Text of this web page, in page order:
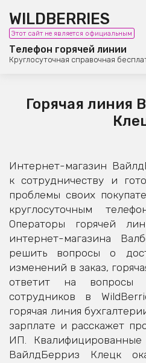
WILDBERRIES
Этот сайт не является официальным
Телефон горячей линии
Круглосуточная справочная
8 (800)
Бесплатная
Горячая линия
Интернет-магазин
к сотрудничеству и
проблемы своих
круглосуточным
Операторы горячей
интернет-магазина
решить вопросы о
изменений в заказ,
ответит на вопросы
сотрудников в
горячая линия
зарплате и расскажет
ИП.
ВайлдБерриз Клецк